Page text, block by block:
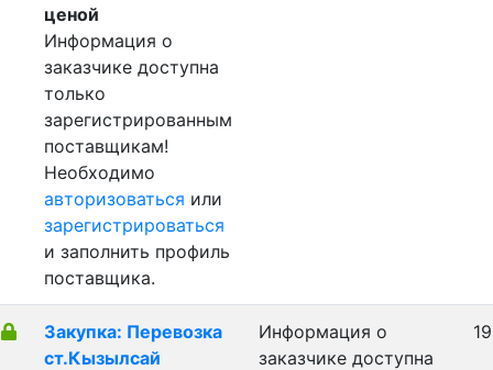
ценой
Информация о
заказчике доступна
только
зарегистрированным
поставщикам!
Необходимо
авторизоваться или
зарегистрироваться
и заполнить профиль
поставщика.
Закупка: Перевозка
ст.Кызылсай
Информация о
заказчике доступна